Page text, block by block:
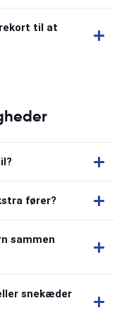
til at
fører?
sammen
snekæder